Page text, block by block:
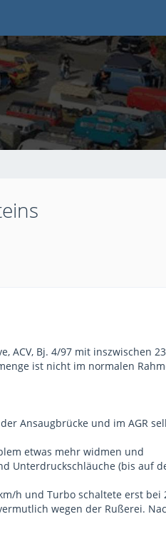
ACV, Bj. 4/97 mit inszwischen
ist nicht im normalen
Ansaugbrücke und im AGR
etwas mehr widmen und
Unterdruckschläuche (bis auf
h und Turbo schaltete erst bei
wegen der Rußerei.